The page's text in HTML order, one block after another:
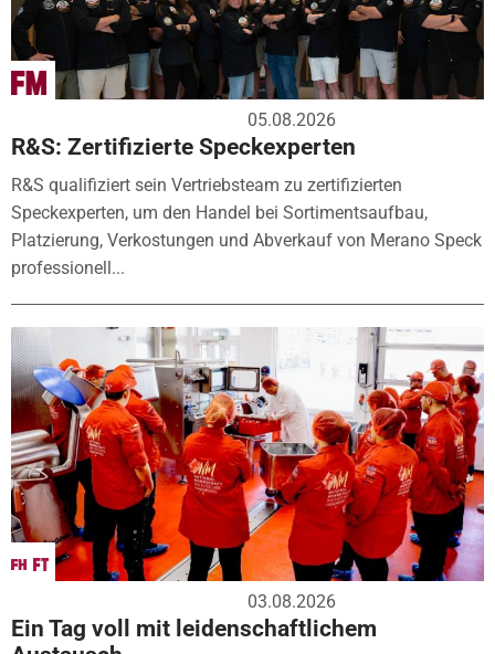
05.08.2026
R&S: Zertifizierte Speckexperten
R&S qualifiziert sein Vertriebsteam zu zertifizierten
Speckexperten, um den Handel bei Sortimentsaufbau,
Platzierung, Verkostungen und Abverkauf von Merano Speck
professionell...
03.08.2026
Ein Tag voll mit leidenschaftlichem